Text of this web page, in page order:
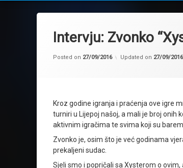
Intervju: Zvonko
Posted on 27/09/2016 Updated on 27/09/2016
Kroz godine igranja i praćenja ove igre
turniri u Lijepoj našoj, a mali je broj onih
aktivnim igračima te svima koji su
Zvonko je, osim što je već godinama
prekaljeni sudac.
Sjeli smo i popričali sa Xysterom o